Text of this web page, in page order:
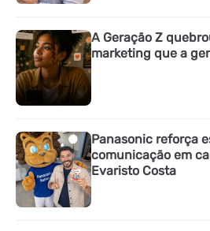
A Geração Z
marketing que a
Panasonic reforça
comunicação em
Evaristo Costa